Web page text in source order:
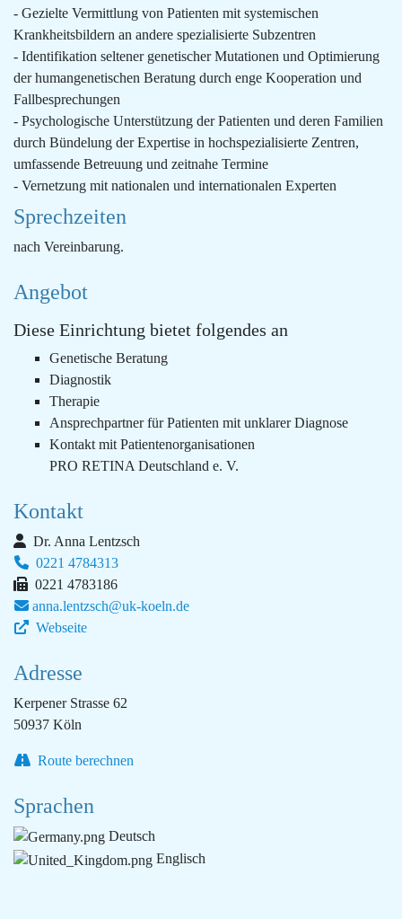
- Gezielte Vermittlung von Patienten mit systemischen
Krankheitsbildern an andere spezialisierte Subzentren
- Identifikation seltener genetischer Mutationen und Optimierung
der humangenetischen Beratung durch enge Kooperation und
Fallbesprechungen
- Psychologische Unterstützung der Patienten und deren Familien
durch Bündelung der Expertise in hochspezialisierte Zentren,
umfassende Betreuung und zeitnahe Termine
- Vernetzung mit nationalen und internationalen Experten
Sprechzeiten
nach Vereinbarung.
Angebot
Diese Einrichtung bietet folgendes an
Genetische Beratung
Diagnostik
Therapie
Ansprechpartner für Patienten mit unklarer Diagnose
Kontakt mit Patientenorganisationen
PRO RETINA Deutschland e. V.
Kontakt
Dr. Anna Lentzsch
0221 4784313
0221 4783186
anna.lentzsch@uk-koeln.de
Webseite
Adresse
Kerpener Strasse 62
50937 Köln
Route berechnen
Sprachen
Deutsch
Englisch